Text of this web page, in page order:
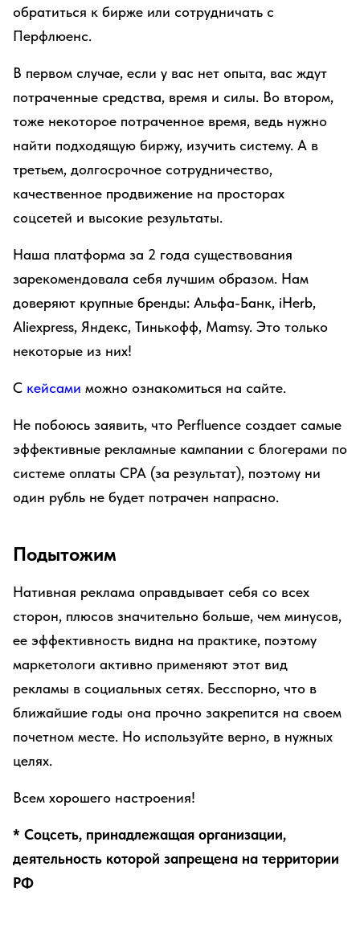
обратиться к бирже или сотрудничать с
Перфлюенс.
В первом случае, если у вас нет опыта, вас ждут
потраченные средства, время и силы. Во втором,
тоже некоторое потраченное время, ведь нужно
найти подходящую биржу, изучить систему. А в
третьем, долгосрочное сотрудничество,
качественное продвижение на просторах
соцсетей и высокие результаты.
Наша платформа за 2 года существования
зарекомендовала себя лучшим образом. Нам
доверяют крупные бренды: Альфа-Банк, iHerb,
Aliexpress, Яндекс, Тинькофф, Mamsy. Это только
некоторые из них!
С кейсами можно ознакомиться на сайте.
Не побоюсь заявить, что Perfluence создает самые
эффективные рекламные кампании с блогерами по
системе оплаты CPA (за результат), поэтому ни
один рубль не будет потрачен напрасно.
Подытожим
Нативная реклама оправдывает себя со всех
сторон, плюсов значительно больше, чем минусов,
ее эффективность видна на практике, поэтому
маркетологи активно применяют этот вид
рекламы в социальных сетях. Бесспорно, что в
ближайшие годы она прочно закрепится на своем
почетном месте. Но используйте верно, в нужных
целях.
Всем хорошего настроения!
* Соцсеть, принадлежащая организации,
деятельность которой запрещена на территории
РФ